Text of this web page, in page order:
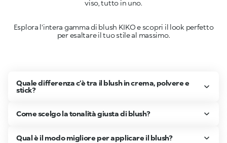
Esplora l'intera gamma di blush KIKO e scopri il look perfetto
per esaltare il tuo stile al massimo.
Quale differenza c’è tra il blush in crema, polvere e
stick?
Come scelgo la tonalità giusta di blush?
Qual è il modo migliore per applicare il blush?